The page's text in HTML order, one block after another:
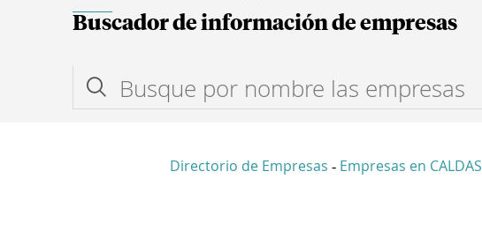
Buscador de información de empresas
Directorio de Empresas - Empresas en CALDAS